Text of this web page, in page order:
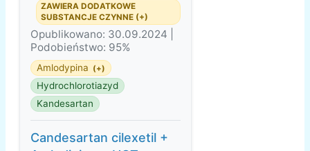
ZAWIERA DODATKOWE
SUBSTANCJE CZYNNE (+)
Opublikowano: 30.09.2024 |
Podobieństwo: 95%
Amlodypina (+)
Hydrochlorotiazyd
Kandesartan
Candesartan cilexetil +